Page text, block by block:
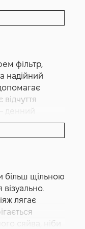
мл
фільтр,
надійний
денний
швидко
Восени
більш щільною
лягає
сяйва, ніби